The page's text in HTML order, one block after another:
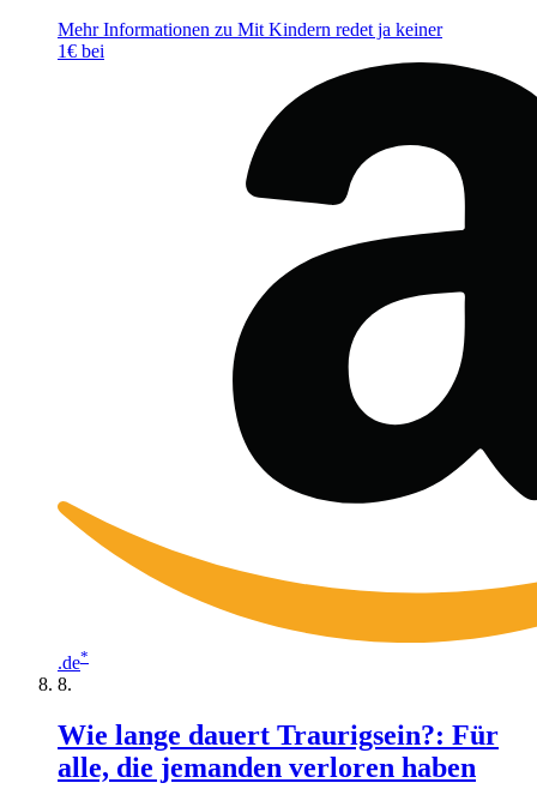
Mehr Informationen zu Mit Kindern redet ja keiner
1€ bei
.de*
Wie lange dauert Traurigsein?: Für
alle, die jemanden verloren haben